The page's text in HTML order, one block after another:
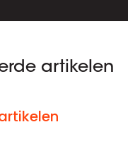
artikelen